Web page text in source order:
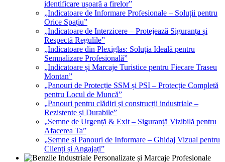
identificare ușoară a firelor”
„Indicatoare de Informare Profesionale – Soluții pentru
Orice Spațiu”
„Indicatoare de Interzicere – Protejează Siguranța și
Respectă Regulile”
„Indicatoare din Plexiglas: Soluția Ideală pentru
Semnalizare Profesională”
„Indicatoare și Marcaje Turistice pentru Fiecare Traseu
Montan”
„Panouri de Protecție SSM și PSI – Protecție Completă
pentru Locul de Muncă”
„Panouri pentru clădiri și construcții industriale –
Rezistente și Durabile”
„Semne de Urgență & Exit – Siguranță Vizibilă pentru
Afacerea Ta”
„Semne și Panouri de Informare – Ghidaj Vizual pentru
Clienți și Angajați”